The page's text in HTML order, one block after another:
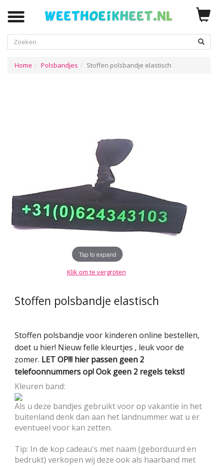
Zoeken
Home Polsbandjes Stoffen polsbandje elastisch
Tap to expand
Klik om te vergroten
Stoffen polsbandje elastisch
Stoffen polsbandje voor kinderen online bestellen,
doet u hier! Nieuw felle kleurtjes , leuk voor de
zomer. LET OP!!! hier passen geen 2
telefoonnummers op! Ook geen 2 regels tekst!
Kleuren band:
Als u deze bandjes gebruikt voor op vakantie in het
buitenland denk dan aan het landnummer wat u er
eventueel voor kan zetten.
Tip: In de kop cadeau's met naam (geborduurd en
bedrukt) verkopen wij deze ook als haarband met